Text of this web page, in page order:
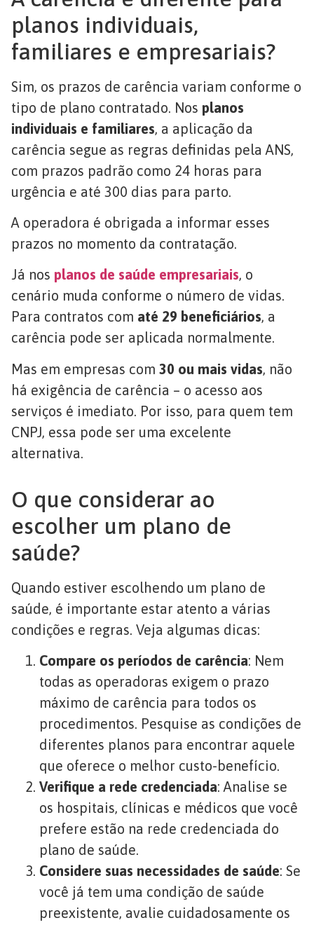
planos individuais,
familiares e empresariais?
Sim, os prazos de carência variam conforme o
tipo de plano contratado. Nos planos
individuais e familiares, a aplicação da
carência segue as regras definidas pela ANS,
com prazos padrão como 24 horas para
urgência e até 300 dias para parto.
A operadora é obrigada a informar esses
prazos no momento da contratação.
Já nos planos de saúde empresariais, o
cenário muda conforme o número de vidas.
Para contratos com até 29 beneficiários, a
carência pode ser aplicada normalmente.
Mas em empresas com 30 ou mais vidas, não
há exigência de carência – o acesso aos
serviços é imediato. Por isso, para quem tem
CNPJ, essa pode ser uma excelente
alternativa.
O que considerar ao
escolher um plano de
saúde?
Quando estiver escolhendo um plano de
saúde, é importante estar atento a várias
condições e regras. Veja algumas dicas:
Compare os períodos de carência: Nem
todas as operadoras exigem o prazo
máximo de carência para todos os
procedimentos. Pesquise as condições de
diferentes planos para encontrar aquele
que oferece o melhor custo-benefício.
Verifique a rede credenciada: Analise se
os hospitais, clínicas e médicos que você
prefere estão na rede credenciada do
plano de saúde.
Considere suas necessidades de saúde: Se
você já tem uma condição de saúde
preexistente, avalie cuidadosamente os